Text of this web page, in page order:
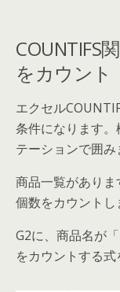
COUNTIFS
をカウント
エクセル
条件になります
テーションで囲み
商品一覧があり
個数をカウントし
G2に、商品名が
をカウントする式